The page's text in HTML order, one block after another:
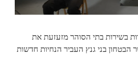
בשירות בתי הסוהר מזעזעת את
הבטחון בני גנץ העביר הנחיות חדשות